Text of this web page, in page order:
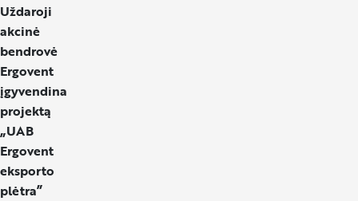
Uždaroji
akcinė
bendrovė
Ergovent
įgyvendina
projektą
„UAB
Ergovent
eksporto
plėtra”